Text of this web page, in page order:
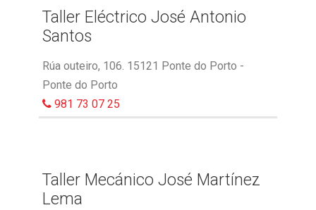
Taller Eléctrico José Antonio
Santos
Rúa outeiro, 106. 15121 Ponte do Porto -
Ponte do Porto
981 73 07 25
Taller Mecánico José Martínez
Lema